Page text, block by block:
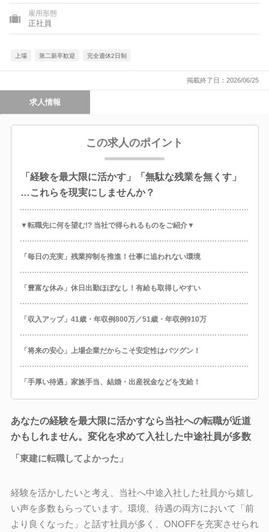
県、鹿児島県、沖縄県
雇用形態
正社員
上場 第二新卒歓迎 完全週休2日制
掲載終了日：2026/06/25
求人情報
この求人のポイント
「経験を最大限に活かす」「無駄な残業を無くす」
…これらを現実にしませんか？
▼転職先に何を望む!? 当社で得られるものをご紹介▼
「毎日の充実」残業抑制を推進！仕事に追われない環境
「豊富な休み」休日出勤ほぼなし！有給も取得しやすい
「収入アップ」41歳・年収例800万／51歳・年収例910万
「将来の安心」上場企業だからこそ安定性はバツグン！
「手厚い待遇」家族手当、結婚・出産祝金などを支給！
あなたの経験を最大限に活かすなら当社への転職が近道
かもしれません。変化を求めて入社した中途社員が多数
「東建に転職してよかった」
経験を活かしたいと考え、当社へ中途入社した社員から嬉し
い声を多数もらっています。環境、待遇の両方において「前
より良くなった」と話す社員が多く、ONOFFを充実させられ